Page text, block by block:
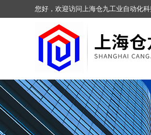
您好，欢迎访问上海仓九工业自动化科